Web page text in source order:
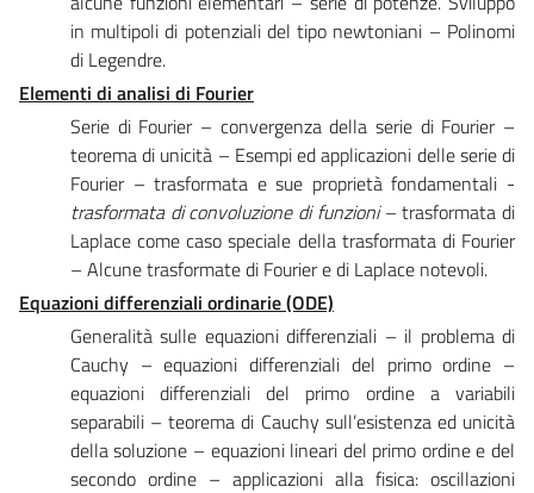
in multipoli di potenziali del tipo newtoniani – Polinomi
di Legendre.
Elementi di analisi di Fourier
Serie di Fourier – convergenza della serie di Fourier –
teorema di unicità – Esempi ed applicazioni delle serie di
Fourier – trasformata e sue proprietà fondamentali -
trasformata di convoluzione di funzioni– trasformata di
Laplace come caso speciale della trasformata di Fourier
– Alcune trasformate di Fourier e di Laplace notevoli.
Equazioni differenziali ordinarie (ODE)
Generalità sulle equazioni differenziali – il problema di
Cauchy – equazioni differenziali del primo ordine –
equazioni differenziali del primo ordine a variabili
separabili – teorema di Cauchy sull’esistenza ed unicità
della soluzione – equazioni lineari del primo ordine e del
secondo ordine – applicazioni alla fisica: oscillazioni